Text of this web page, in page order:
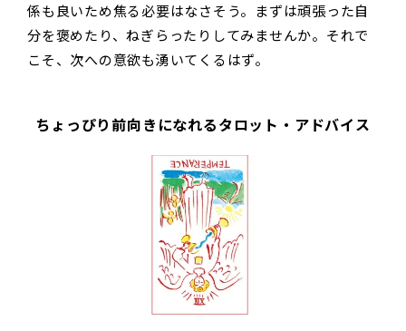
係も良いため焦る必要はなさそう。まずは頑張った自
分を褒めたり、ねぎらったりしてみませんか。それで
こそ、次への意欲も湧いてくるはず。
ちょっぴり前向きになれるタロット・アドバイス